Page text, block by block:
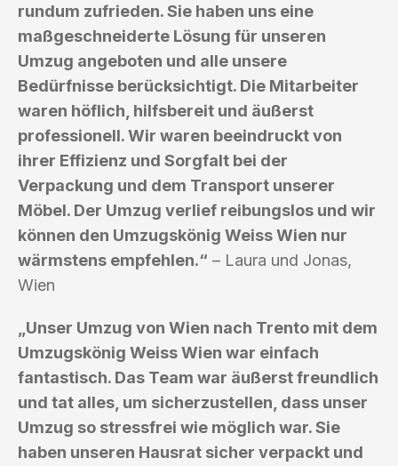
rundum zufrieden. Sie haben uns eine
maßgeschneiderte Lösung für unseren
Umzug angeboten und alle unsere
Bedürfnisse berücksichtigt. Die Mitarbeiter
waren höflich, hilfsbereit und äußerst
professionell. Wir waren beeindruckt von
ihrer Effizienz und Sorgfalt bei der
Verpackung und dem Transport unserer
Möbel. Der Umzug verlief reibungslos und wir
können den Umzugskönig Weiss Wien nur
wärmstens empfehlen.“ – Laura und Jonas,
Wien
„Unser Umzug von Wien nach Trento mit dem
Umzugskönig Weiss Wien war einfach
fantastisch. Das Team war äußerst freundlich
und tat alles, um sicherzustellen, dass unser
Umzug so stressfrei wie möglich war. Sie
haben unseren Hausrat sicher verpackt und